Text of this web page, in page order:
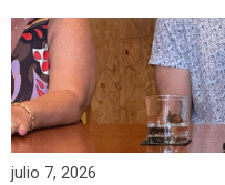
julio 7, 2026